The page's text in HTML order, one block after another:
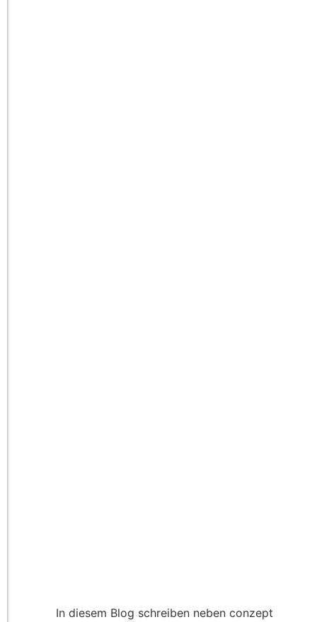
In diesem Blog schreiben neben conzept